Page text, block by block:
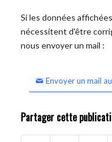
Si les données
nécessitent d'être
nous envoyer un mail :
Envoyer un mail
Partager cette